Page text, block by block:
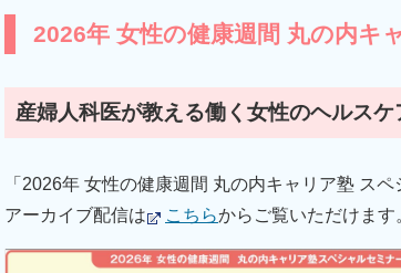
2026年 女性の健康週間 丸の内キ
産婦人科医が教える働く女性のヘルスケ
「2026年 女性の健康週間 丸の内キャリア塾 ス
アーカイブ配信は
こちらからご覧いただけます